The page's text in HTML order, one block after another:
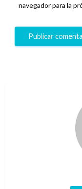
navegador para la